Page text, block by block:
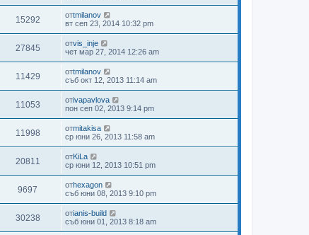
15292 отtmilanov
вт сеп 23, 2014 10:32 pm
27845 отvis_inje
чет мар 27, 2014 12:26 am
11429 отtmilanov
съб окт 12, 2013 11:14 am
11053 отivapavlova
пон сеп 02, 2013 9:14 pm
11998 отmitakisа
ср юни 26, 2013 11:58 am
20811 отKiLa
ср юни 12, 2013 10:51 pm
9697 отhexagon
съб юни 08, 2013 9:10 pm
30238 отianis-build
съб юни 01, 2013 8:18 am